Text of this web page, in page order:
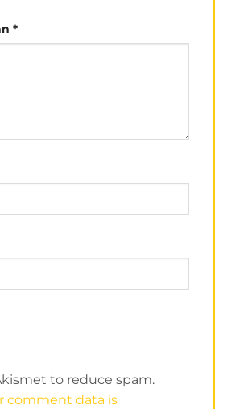
đó là form nón của
của form nhìn rất mạnh mẽ.
*
to reduce spam.
comment data is